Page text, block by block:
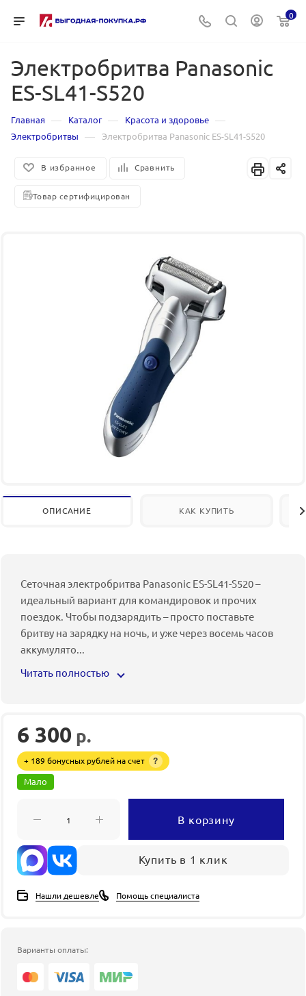
0
Электробритва Panasonic
ES-SL41-S520
Главная — Каталог — Красота и здоровье —
Электробритвы — Электробритва Panasonic ES-SL41-S520
В избранное Сравнить
Товар сертифицирован
ОПИСАНИЕ КАК КУПИТЬ
Сеточная электробритва Panasonic ES-SL41-S520 –
идеальный вариант для командировок и прочих
поездок. Чтобы подзарядить – просто поставьте
бритву на зарядку на ночь, и уже через восемь часов
аккумулято...
Читать полностью
6 300 р.
+ 189 бонусных рублей на счет ?
Мало
В корзину
Купить в 1 клик
Нашли дешевле Помощь специалиста
Варианты оплаты: